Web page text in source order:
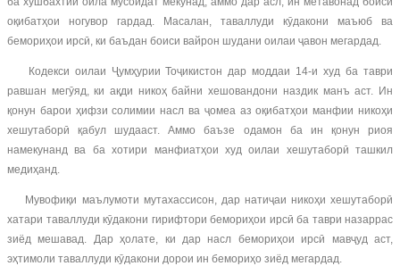
оқибатҳои ногувор гардад. Масалан, таваллуди кӯдакони маъюб ва
бемориҳои ирсӣ, ки баъдан боиси вайрон шудани оилаи ҷавон мегардад.
Кодекси оилаи Ҷумҳурии Тоҷикистон дар моддаи 14-и худ ба таври
равшан мегӯяд, ки ақди никоҳ байни хешовандони наздик манъ аст. Ин
қонун барои ҳифзи солимии насл ва ҷомеа аз оқибатҳои манфии никоҳи
хешутаборӣ қабул шудааст. Аммо баъзе одамон ба ин қонун риоя
намекунанд ва ба хотири манфиатҳои худ оилаи хешутаборӣ ташкил
медиҳанд.
Мувофиқи маълумоти мутахассисон, дар натиҷаи никоҳи хешутаборӣ
хатари таваллуди кӯдакони гирифтори бемориҳои ирсӣ ба таври назаррас
зиёд мешавад. Дар ҳолате, ки дар насл бемориҳои ирсӣ мавҷуд аст,
эҳтимоли таваллуди кӯдакони дорои ин бемориҳо зиёд мегардад.